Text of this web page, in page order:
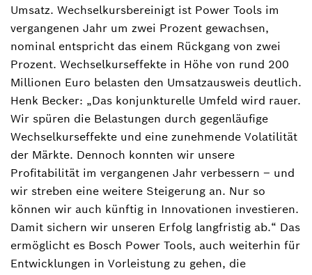
Umsatz. Wechselkursbereinigt ist Power Tools im
vergangenen Jahr um zwei Prozent gewachsen,
nominal entspricht das einem Rückgang von zwei
Prozent. Wechselkurseffekte in Höhe von rund 200
Millionen Euro belasten den Umsatzausweis deutlich.
Henk Becker: „Das konjunkturelle Umfeld wird rauer.
Wir spüren die Belastungen durch gegenläufige
Wechselkurseffekte und eine zunehmende Volatilität
der Märkte. Dennoch konnten wir unsere
Profitabilität im vergangenen Jahr verbessern – und
wir streben eine weitere Steigerung an. Nur so
können wir auch künftig in Innovationen investieren.
Damit sichern wir unseren Erfolg langfristig ab.“ Das
ermöglicht es Bosch Power Tools, auch weiterhin für
Entwicklungen in Vorleistung zu gehen, die